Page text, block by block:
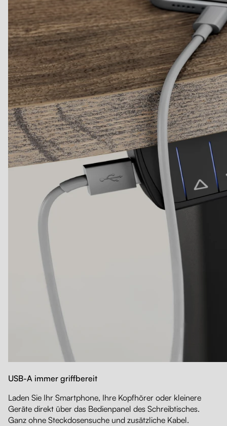
USB-A immer griffbereit
Laden Sie Ihr Smartphone, Ihre Kopfhörer oder kleinere
Geräte direkt über das Bedienpanel des Schreibtisches.
Ganz ohne Steckdosensuche und zusätzliche Kabel.